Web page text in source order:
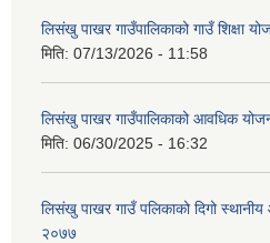
लिसंखु पाखर गाउँपालिकाको गाउँ शिक्षा
मिति: 07/13/2026 - 11:58
लिसंखु पाखर गाउँपालिकाको आवधिक
मिति: 06/30/2025 - 16:32
लिसंखु पाखर गाउँ पलिकाको दिगो
२०७७